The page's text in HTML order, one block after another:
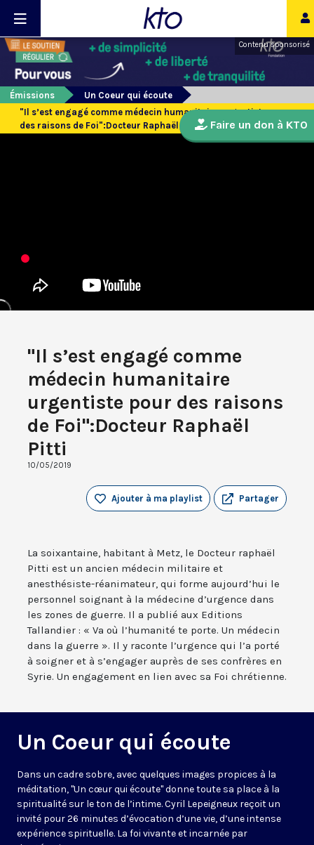
Contenu sponsorisé
Émissions
Un Coeur qui écoute
"Il s’est engagé comme médecin humanitaire urgentiste pour
des raisons de Foi":Docteur Raphaël Pitti
"Il s’est engagé comme
médecin humanitaire
urgentiste pour des raisons
de Foi":Docteur Raphaël
Pitti
10/05/2019
Partager
Ajouter à ma playlist
La soixantaine, habitant à Metz, le Docteur raphaël
Pitti est un ancien médecin militaire et
anesthésiste-réanimateur, qui forme aujourd’hui le
personnel soignant à la médecine d’urgence dans
les zones de guerre. Il a publié aux Editions
Tallandier : « Va où l’humanité te porte. Un médecin
dans la guerre ». Il y raconte l’urgence qui l’a porté
à soigner et à s’engager auprès de ses confrères en
Syrie. Un engagement en lien avec sa Foi chrétienne.
Un Coeur qui écoute
Dans un cadre sobre, avec quelques images propices à la
méditation, "Un cœur qui écoute" donne toute sa place à la
spiritualité sur le ton de l’intime. Cyril Lepeigneux reçoit un
invité pour 26 minutes d’évocation d’une vie, d’une intense
expérience spirituelle. La foi vivante et incarnée par
Faire un don à KTO